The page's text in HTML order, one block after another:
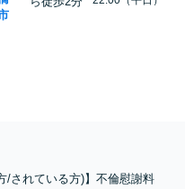
/されている方)】不倫慰謝料